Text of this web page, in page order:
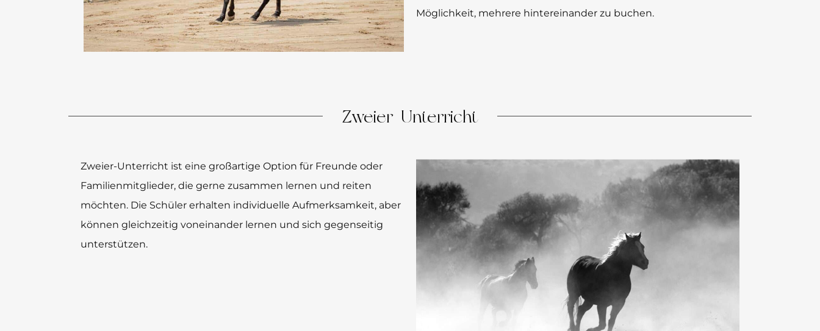
Möglichkeit, mehrere hintereinander zu buchen.
Zweier-Unterricht
Zweier-Unterricht ist eine großartige Option für Freunde oder
Familienmitglieder, die gerne zusammen lernen und reiten
möchten. Die Schüler erhalten individuelle Aufmerksamkeit, aber
können gleichzeitig voneinander lernen und sich gegenseitig
unterstützen.